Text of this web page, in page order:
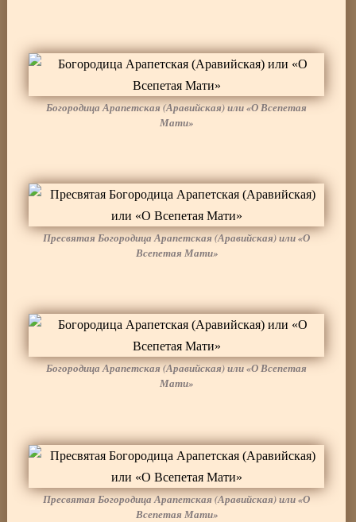
Богородица Арапетская (Аравийская) или «О Всепетая
Мати»
Пресвятая Богородица Арапетская (Аравийская) или «О
Всепетая Мати»
Богородица Арапетская (Аравийская) или «О Всепетая
Мати»
Пресвятая Богородица Арапетская (Аравийская) или «О
Всепетая Мати»